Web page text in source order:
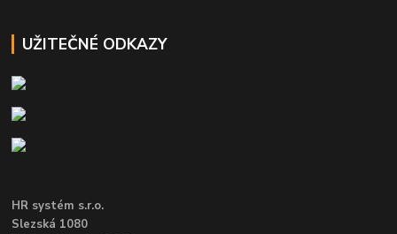
UŽITEČNÉ ODKAZY
HR systém s.r.o.
Slezská 1080